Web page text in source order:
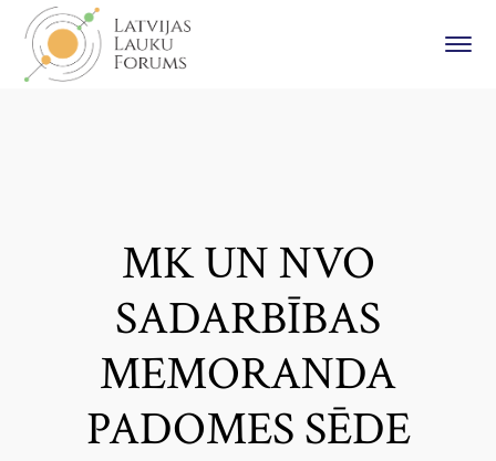
MK UN NVO
SADARBĪBAS
MEMORANDA
PADOMES SĒDE